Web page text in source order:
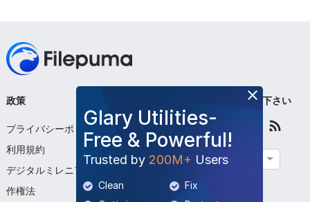
Glary Utilities-
Free & Powerful!
Trusted by 200M+ Users
Clean
Fix
政策
プライバシーポリシー
利用規約
デジタルミレニアム著
作権法
私たちについて
お問い合わせください
プログラムを提出する
フォローして下さい
日本語